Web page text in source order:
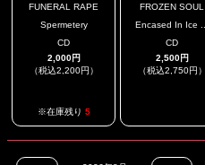
FUNERAL RAPE
Spermetery
CD
2,000円
（税込2,200円）
※在庫残り 5
FROZEN SOUL
Encased In Ice ...
CD
2,500円
（税込2,750円）